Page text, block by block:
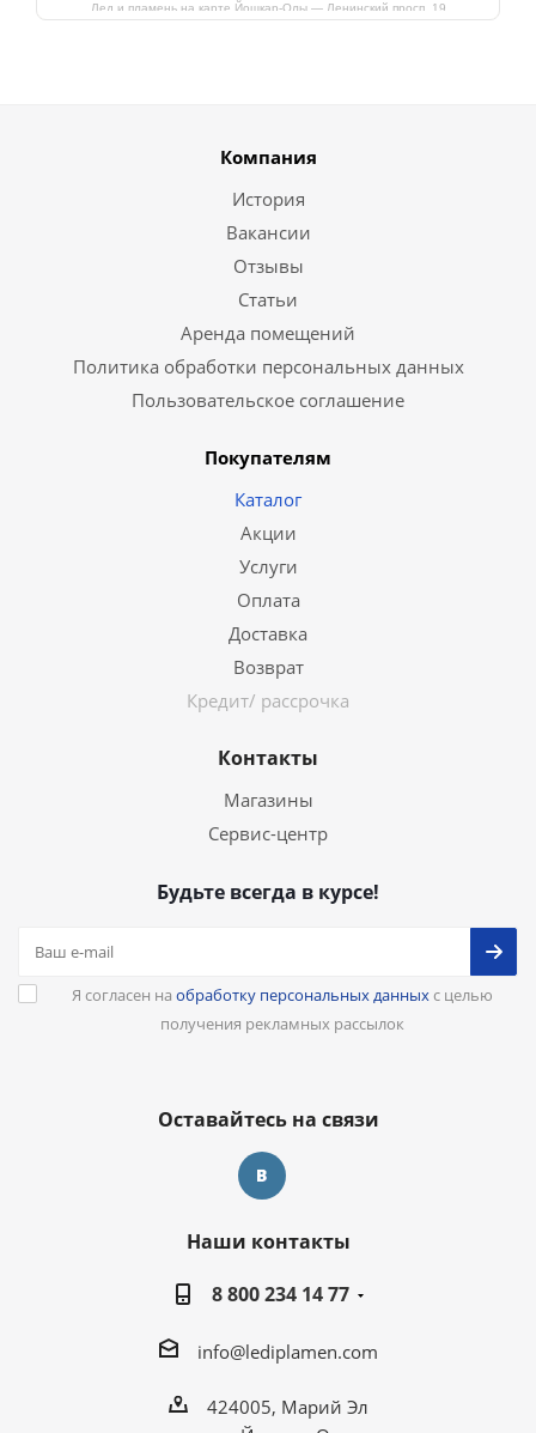
Лед и пламень на карте Йошкар‑Олы — Ленинский просп.,19
Компания
История
Вакансии
Отзывы
Статьи
Аренда помещений
Политика обработки персональных данных
Пользовательское соглашение
Покупателям
Каталог
Акции
Услуги
Оплата
Доставка
Возврат
Кредит/ рассрочка
Контакты
Магазины
Сервис-центр
Будьте всегда в курсе!
Я согласен на обработку персональных данныхс целью
получения рекламных рассылок
Оставайтесь на связи
Наши контакты
8 800 234 14 77
info@lediplamen.com
424005, Марий Эл